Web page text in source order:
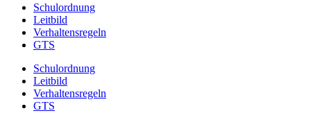
Schulordnung
Leitbild
Verhaltensregeln
GTS
Schulordnung
Leitbild
Verhaltensregeln
GTS